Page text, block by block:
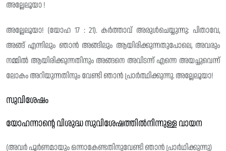
അല്ലേലൂയാ !
അല്ലേലൂയാ! (യോഹ 17 : 21). കർത്താവ് അരുൾചെയ്യുന്നു: പിതാവേ,
അങ്ങ് എന്നിലും ഞാൻ അങ്ങിലും ആയിരിക്കുന്നതുപോലെ, അവരും
നമ്മിൽ ആയിരിക്കുന്നതിനും അങ്ങനെ അവിടന്ന് എന്നെ അയച്ചുവെന്ന്
ലോകം അറിയുന്നതിനും വേണ്ടി ഞാൻ പ്രാർത്ഥിക്കുന്നു. അല്ലേലൂയാ!
സുവിശേഷം
യോഹന്നാന്റെ വിശുദ്ധ സുവിശേഷത്തിൽനിന്നുള്ള വായന
(അവർ പൂർണമായും ഒന്നാകേണ്ടതിനുവേണ്ടി ഞാൻ പ്രാർഥിക്കുന്നു)